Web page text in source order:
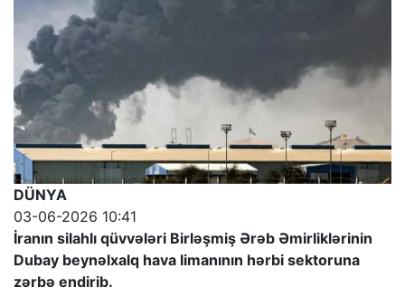
DÜNYA
03-06-2026 10:41
İranın silahlı qüvvələri Birləşmiş Ərəb Əmirliklərinin
Dubay beynəlxalq hava limanının hərbi sektoruna
zərbə endirib.